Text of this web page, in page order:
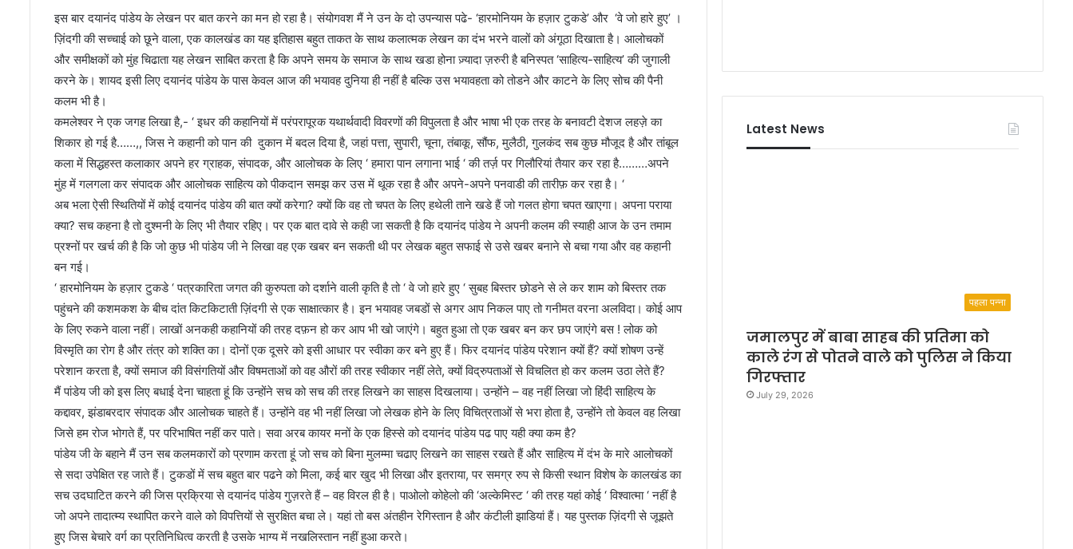
इस बार दयानंद पांडेय के लेखन पर बात करने का मन हो रहा है। संयोगवश मैं ने उन के दो उपन्यास पढे- ‘हारमोनियम के हज़ार टुकडे’ और ‘वे जो हारे हुए’ ।
ज़िंदगी की सच्चाई को छूने वाला, एक कालखंड का यह इतिहास बहुत ताकत के साथ कलात्मक लेखन का दंभ भरने वालों को अंगूठा दिखाता है। आलोचकों
और समीक्षकों को मुंह चिढाता यह लेखन साबित करता है कि अपने समय के समाज के साथ खडा होना ज़्यादा ज़रुरी है बनिस्पत ‘साहित्य-साहित्य’ की जुगाली
करने के। शायद इसी लिए दयानंद पांडेय के पास केवल आज की भयावह दुनिया ही नहीं है बल्कि उस भयावहता को तोडने और काटने के लिए सोच की पैनी
कलम भी है।
कमलेश्वर ने एक जगह लिखा है,- ‘ इधर की कहानियों में परंपरापूरक यथार्थवादी विवरणों की विपुलता है और भाषा भी एक तरह के बनावटी देशज लहज़े का
शिकार हो गई है……,, जिस ने कहानी को पान की दुकान में बदल दिया है, जहां पत्ता, सुपारी, चूना, तंबाकू, सौंफ, मुलैठी, गुलकंद सब कुछ मौजूद है और तांबूल
कला में सिद्धहस्त कलाकार अपने हर ग्राहक, संपादक, और आलोचक के लिए ‘ हमारा पान लगाना भाई ‘ की तर्ज़ पर गिलौरियां तैयार कर रहा है………अपने
मुंह में गलगला कर संपादक और आलोचक साहित्य को पीकदान समझ कर उस में थूक रहा है और अपने-अपने पनवाडी की तारीफ़ कर रहा है। ‘
अब भला ऐसी स्थितियों में कोई दयानंद पांडेय की बात क्यों करेगा? क्यों कि वह तो चपत के लिए हथेली ताने खडे हैं जो गलत होगा चपत खाएगा। अपना पराया
क्या? सच कहना है तो दुश्मनी के लिए भी तैयार रहिए। पर एक बात दावे से कही जा सकती है कि दयानंद पांडेय ने अपनी कलम की स्याही आज के उन तमाम
प्रश्नों पर खर्च की है कि जो कुछ भी पांडेय जी ने लिखा वह एक खबर बन सकती थी पर लेखक बहुत सफाई से उसे खबर बनाने से बचा गया और वह कहानी
बन गई।
‘ हारमोनियम के हज़ार टुकडे ‘ पत्रकारिता जगत की कुरुपता को दर्शाने वाली कृति है तो ‘ वे जो हारे हुए ‘ सुबह बिस्तर छोडने से ले कर शाम को बिस्तर तक
पहुंचने की कशमकश के बीच दांत किटकिटाती ज़िंदगी से एक साक्षात्कार है। इन भयावह जबडों से अगर आप निकल पाए तो गनीमत वरना अलविदा। कोई आप
के लिए रुकने वाला नहीं। लाखों अनकही कहानियों की तरह दफ़न हो कर आप भी खो जाएंगे। बहुत हुआ तो एक खबर बन कर छप जाएंगे बस ! लोक को
विस्मृति का रोग है और तंत्र को शक्ति का। दोनों एक दूसरे को इसी आधार पर स्वीका कर बने हुए हैं। फिर दयानंद पांडेय परेशान क्यों हैं? क्यों शोषण उन्हें
परेशान करता है, क्यों समाज की विसंगतियों और विषमताओं को वह औरों की तरह स्वीकार नहीं लेते, क्यों विद्रुपताओं से विचलित हो कर कलम उठा लेते हैं?
मैं पांडेय जी को इस लिए बधाई देना चाहता हूं कि उन्होंने सच को सच की तरह लिखने का साहस दिखलाया। उन्होंने – वह नहीं लिखा जो हिंदी साहित्य के
कद्दावर, झंडाबरदार संपादक और आलोचक चाहते हैं। उन्होंने वह भी नहीं लिखा जो लेखक होने के लिए विचित्रताओं से भरा होता है, उन्होंने तो केवल वह लिखा
जिसे हम रोज भोगते हैं, पर परिभाषित नहीं कर पाते। सवा अरब कायर मनों के एक हिस्से को दयानंद पांडेय पढ पाए यही क्या कम है?
पांडेय जी के बहाने मैं उन सब कलमकारों को प्रणाम करता हूं जो सच को बिना मुलम्मा चढाए लिखने का साहस रखते हैं और साहित्य में दंभ के मारे आलोचकों
से सदा उपेक्षित रह जाते हैं। टुकडों में सच बहुत बार पढने को मिला, कई बार खुद भी लिखा और इतराया, पर समग्र रुप से किसी स्थान विशेष के कालखंड का
सच उदघाटित करने की जिस प्रक्रिया से दयानंद पांडेय गुज़रते हैं – वह विरल ही है। पाओलो कोहेलो की ‘अल्केमिस्ट ‘ की तरह यहां कोई ‘ विश्वात्मा ‘ नहीं है
जो अपने तादात्म्य स्थापित करने वाले को विपत्तियों से सुरक्षित बचा ले। यहां तो बस अंतहीन रेगिस्तान है और कंटीली झाडियां हैं। यह पुस्तक ज़िंदगी से जूझते
हुए जिस बेचारे वर्ग का प्रतिनिधित्व करती है उसके भाग्य में नखलिस्तान नहीं हुआ करते।
कों
के
सा
थ
भा
पा
में
ल
Latest News
पहला पन्ना
जमालपुर में बाबा साहब की प्रतिमा को
काले रंग से पोतने वाले को पुलिस ने किया
गिरफ्तार
July 29, 2026